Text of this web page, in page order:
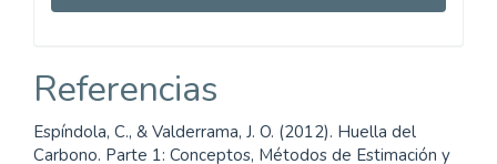
Referencias
Espíndola, C., & Valderrama, J. O. (2012). Huella del
Carbono. Parte 1: Conceptos, Métodos de Estimación y